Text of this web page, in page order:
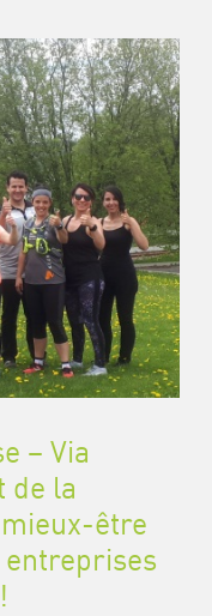
– Via
de la
être